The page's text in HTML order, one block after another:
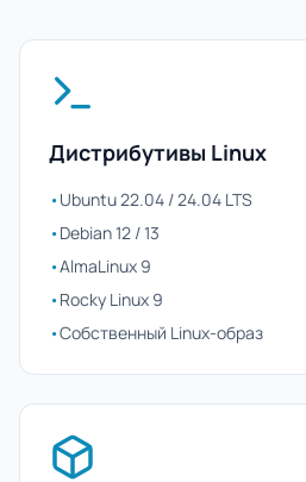
Дистрибутивы Linux
•Ubuntu 22.04 / 24.04 LTS
•Debian 12 / 13
•AlmaLinux 9
•Rocky Linux 9
•Собственный Linux-образ